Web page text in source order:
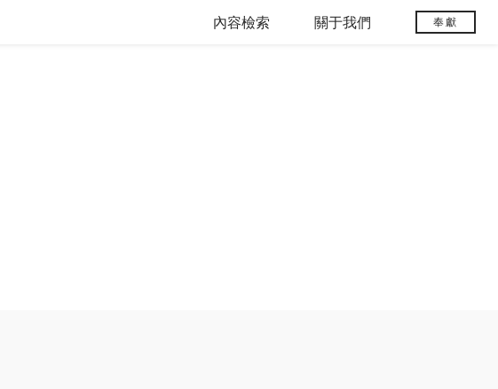
內容檢索 關于我們 奉獻